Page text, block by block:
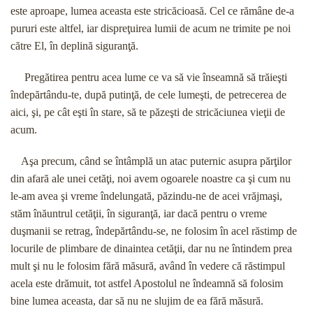
este aproape, lumea aceasta este stricăcioasă. Cel ce rămâne de-a
pururi este altfel, iar dispreţuirea lumii de acum ne trimite pe noi
către El, în deplină siguranţă.
Pregătirea pentru acea lume ce va să vie înseamnă să trăieşti
îndepărtându-te, după putinţă, de cele lumeşti, de petrecerea de
aici, şi, pe cât eşti în stare, să te păzeşti de stricăciunea vieţii de
acum.
Aşa precum, când se întâmplă un atac puternic asupra părţilor
din afară ale unei cetăţi, noi avem ogoarele noastre ca şi cum nu
le-am avea şi vreme îndelungată, păzindu-ne de acei vrăjmaşi,
stăm înăuntrul cetăţii, în siguranţă, iar dacă pentru o vreme
duşmanii se retrag, îndepărtându-se, ne folosim în acel răstimp de
locurile de plimbare de dinaintea cetăţii, dar nu ne întindem prea
mult şi nu le folosim fără măsură, având în vedere că răstimpul
acela este drămuit, tot astfel Apostolul ne îndeamnă să folosim
bine lumea aceasta, dar să nu ne slujim de ea fără măsură.